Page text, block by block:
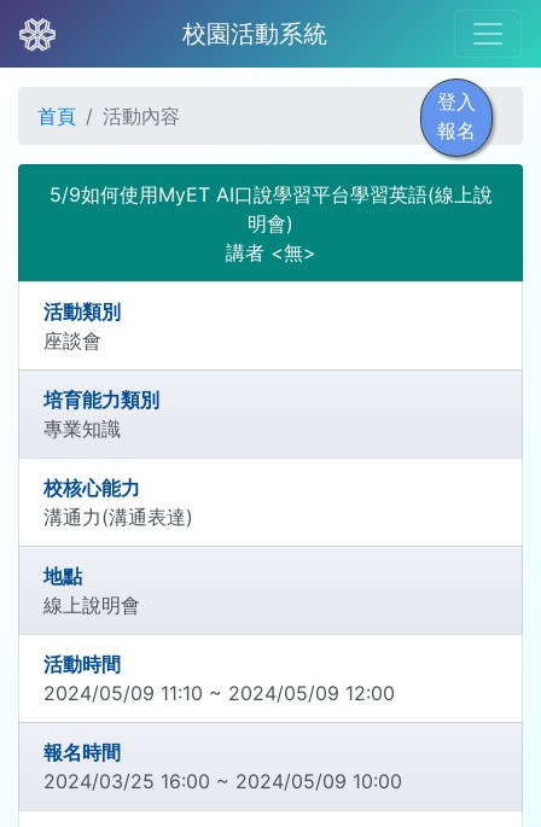
校園活動系統
首頁 活動內容
登入
報名
5/9如何使用MyET AI口說學習平台學習英語(線上說
明會)
講者 <無>
活動類別
座談會
培育能力類別
專業知識
校核心能力
溝通力(溝通表達)
地點
線上說明會
活動時間
2024/05/09 11:10 ~ 2024/05/09 12:00
報名時間
2024/03/25 16:00 ~ 2024/05/09 10:00